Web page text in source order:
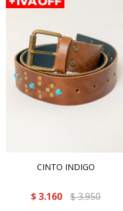
CINTO INDIGO
$ 3.160 $3.950